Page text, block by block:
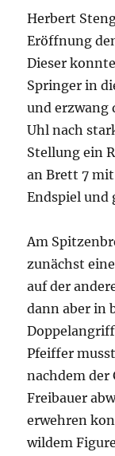
Herbert
Eröffnung
Dieser
Springer in
und erzwang
Uhl nach
Stellung ein
an Brett 7
Endspiel und
Am
zunächst
auf der
dann aber in
Pfeiffer
nachdem
Freibauer
erwehren
wildem